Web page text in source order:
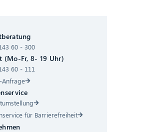
60 - 300
(Mo-Fr, 8- 19 Uhr)
60 - 111
für Barrierefreiheit
kann ich für Sie tun?